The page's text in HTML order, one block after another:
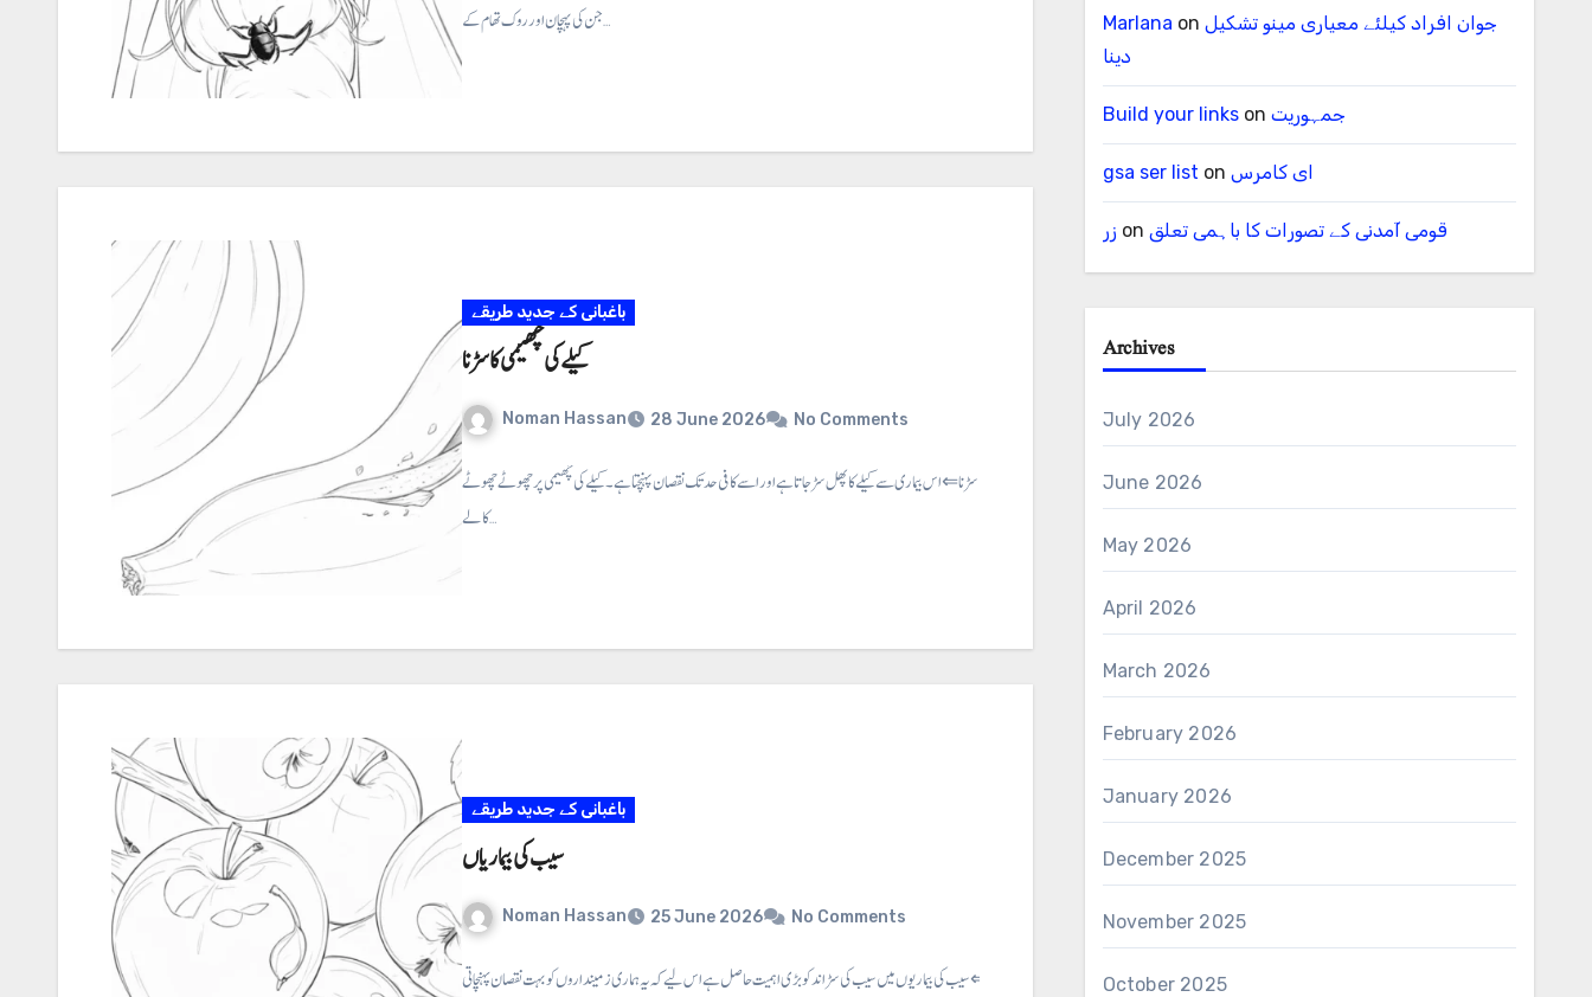
جن کی پہچان اور روک تھام کے…
باغبانی کے جدید طریقے
کیلے کی چھیمی کا سڑنا
Noman Hassan 28 June 2026 No Comments
کیلے کی چھیمی کا سڑنا ⇐ اس بیماری سے کیلے کا پھل سڑ جاتا ہے اور اسے کافی حد تک نقصان پہنچتا ہے۔ کیلے کی چھیمی پر چھوٹے چھوٹے
کالے…
باغبانی کے جدید طریقے
سیب کی بیماریاں
Noman Hassan 25 June 2026 No Comments
سیب کی بیماریاں ⇐ سیب کی بیماریوں میں سیب کی سڑاند کو بڑی اہمیت حاصل ہے اس لیے کہ یہ ہماری زمینداروں کو بہت نقصان پہنچاتی
Marlana on جوان افراد کیلئے معیاری مینو تشکیل
دینا
Build your linkson جمہوریت
gsa ser list on ای کامرس
زر on قومی آمدنی کے تصورات کا باہمی تعلق
Archives
July 2026
June 2026
May 2026
April 2026
March 2026
February 2026
January 2026
December 2025
November 2025
October 2025